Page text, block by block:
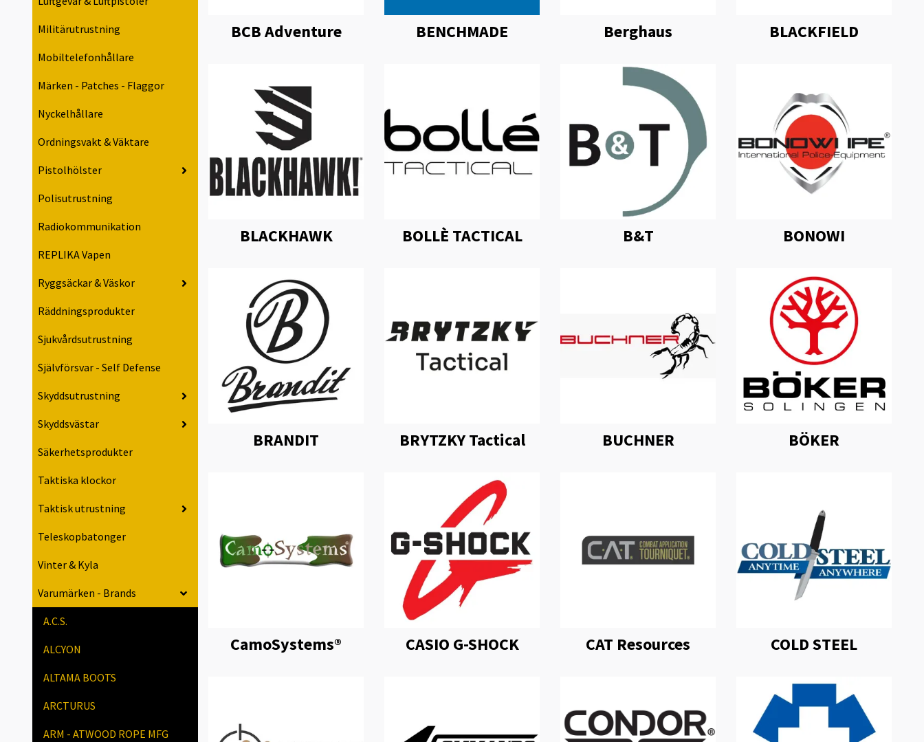
Militärutrustning
Mobiltelefonhållare
Märken - Patches - Flaggor
Nyckelhållare
Ordningsvakt & Väktare
Pistolhölster
Polisutrustning
Radiokommunikation
REPLIKA Vapen
Ryggsäckar & Väskor
Räddningsprodukter
Sjukvårdsutrustning
Självförsvar - Self Defense
Skyddsutrustning
Skyddsvästar
Säkerhetsprodukter
Taktiska klockor
Taktisk utrustning
Teleskopbatonger
Vinter & Kyla
Varumärken - Brands
A.C.S.
ALCYON
ALTAMA BOOTS
ARCTURUS
ARM - ATWOOD ROPE MFG
BCB Adventure BENCHMADE Berghaus BLACKFIELD
BLACKHAWK BOLLÈ TACTICAL B&T BONOWI
BRANDIT BRYTZKY Tactical BUCHNER BÖKER
CamoSystems® CASIO G-SHOCK CAT Resources COLD STEEL